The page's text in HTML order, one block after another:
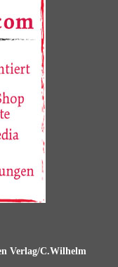
Verlag/C.Wilhelm